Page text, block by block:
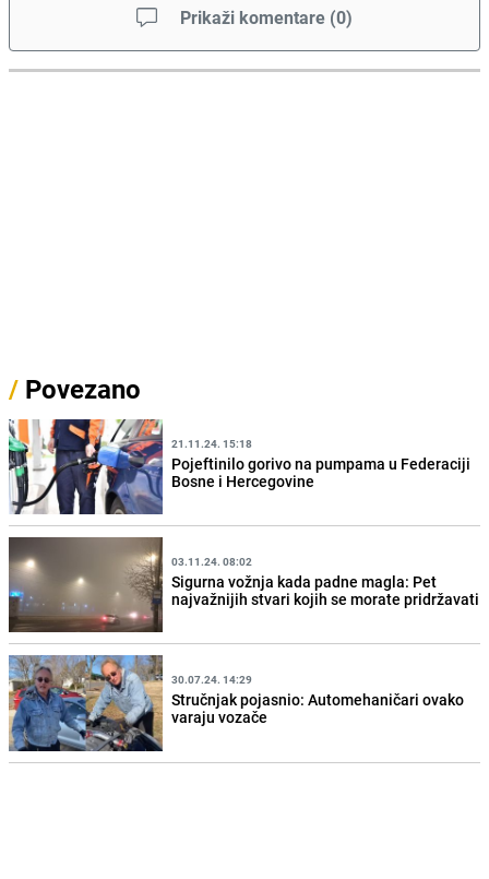
Prikaži komentare (0)
/ Povezano
21.11.24. 15:18
Pojeftinilo gorivo na pumpama u Federaciji
Bosne i Hercegovine
03.11.24. 08:02
Sigurna vožnja kada padne magla: Pet
najvažnijih stvari kojih se morate pridržavati
30.07.24. 14:29
Stručnjak pojasnio: Automehaničari ovako
varaju vozače